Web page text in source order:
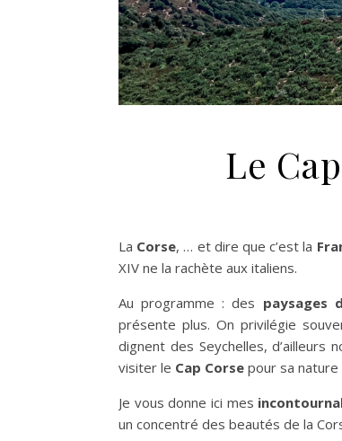
Le
La Corse, … et dire que c’est la
XIV ne la rachète aux italiens.
Au programme : des paysages
présente plus. On privilégie
dignent des Seychelles, d’ailleurs
visiter le Cap Corse pour sa
Je vous donne ici mes
un concentré des beautés de la